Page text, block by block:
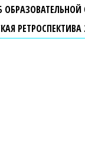
РЕТРОСПЕКТИВА